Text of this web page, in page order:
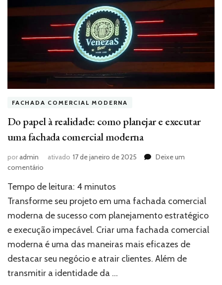
imóvel?
FACHADA COMERCIAL MODERNA
Do papel à realidade: como planejar e executar
uma fachada comercial moderna
poradmin ativado 17 de janeiro de 2025
Deixe um
comentário
papel
à
realidade:
como
planejar
e
executar
uma
fachada
Tempo de leitura: 4 minutos
Transforme seu projeto em uma fachada comercial
moderna de sucesso com planejamento estratégico
e execução impecável. Criar uma fachada comercial
moderna é uma das maneiras mais eficazes de
destacar seu negócio e atrair clientes. Além de
transmitir a identidade da …